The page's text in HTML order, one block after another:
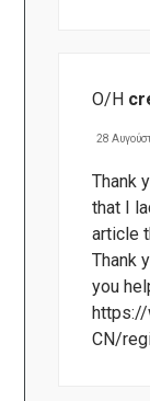
Ο/Η
28
Thank
that I
article
Thank
you
CN/